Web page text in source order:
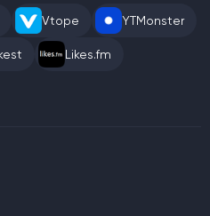
Vtope YTMonster
Likes.fm